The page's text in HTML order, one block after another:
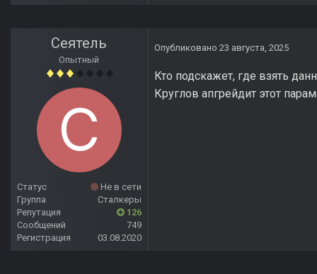
Сеятель
Опытный
Статус
Не в сети
Группа
Сталкеры
Репутация
126
Сообщений
749
Регистрация
03.08.2020
Опубликовано 23 августа, 2025
Кто подскажет, где взять
Круглов апгрейдит этот